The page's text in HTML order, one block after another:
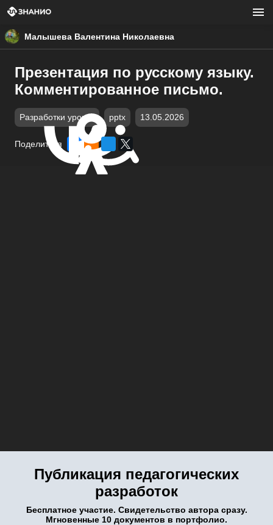
Малышева Валентина Николаевна
Презентация по русскому языку.
Комментированное письмо.
Разработки уроков pptx 13.05.2026
Поделиться
Публикация педагогических
разработок
Бесплатное участие. Свидетельство автора сразу.
Мгновенные 10 документов в портфолио.